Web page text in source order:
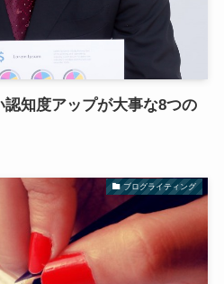
知度アップが大事な8つの
ブログライティング